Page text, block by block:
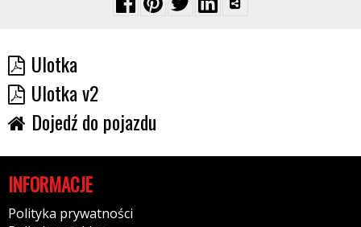
Ulotka
Ulotka v2
Dojedź do pojazdu
INFORMACJE
Polityka prywatności